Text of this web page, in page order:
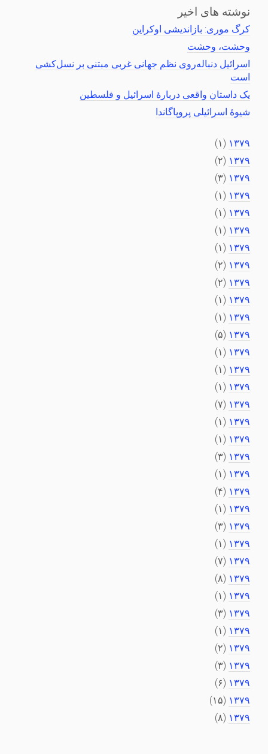
نوشته های اخیر
کرگ موری: بازاندیشی اوکراین
وحشت، وحشت
اسرائیل دنباله‌روی نظم جهانی غربی مبتنی بر نسل‌کشی
است
یک داستان واقعی دربارهٔ اسرائیل و فلسطین
شیوهٔ اسرائیلی پروپاگاندا
۱۳۷۹ (۱)
۱۳۷۹ (۲)
۱۳۷۹ (۳)
۱۳۷۹ (۱)
۱۳۷۹ (۱)
۱۳۷۹ (۱)
۱۳۷۹ (۱)
۱۳۷۹ (۲)
۱۳۷۹ (۲)
۱۳۷۹ (۱)
۱۳۷۹ (۱)
۱۳۷۹ (۵)
۱۳۷۹ (۱)
۱۳۷۹ (۱)
۱۳۷۹ (۱)
۱۳۷۹ (۷)
۱۳۷۹ (۱)
۱۳۷۹ (۱)
۱۳۷۹ (۳)
۱۳۷۹ (۱)
۱۳۷۹ (۴)
۱۳۷۹ (۱)
۱۳۷۹ (۳)
۱۳۷۹ (۱)
۱۳۷۹ (۷)
۱۳۷۹ (۸)
۱۳۷۹ (۱)
۱۳۷۹ (۳)
۱۳۷۹ (۱)
۱۳۷۹ (۲)
۱۳۷۹ (۳)
۱۳۷۹ (۶)
۱۳۷۹ (۱۵)
۱۳۷۹ (۸)